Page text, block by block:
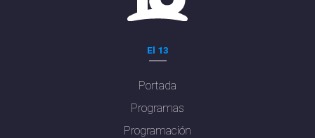
El 13
Portada
Programas
Programación